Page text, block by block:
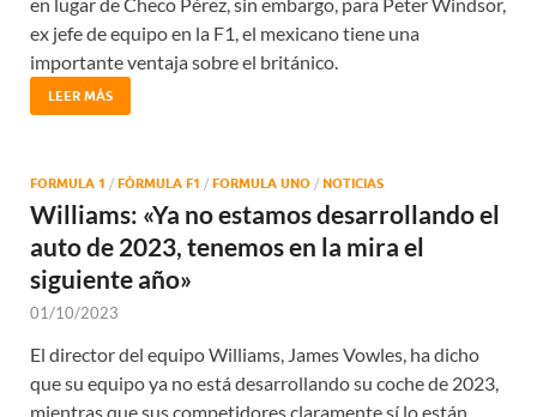
en lugar de Checo Pérez, sin embargo, para Peter Windsor,
ex jefe de equipo en la F1, el mexicano tiene una
importante ventaja sobre el británico.
LEER MÁS
FORMULA 1 / FÓRMULA F1 / FORMULA UNO / NOTICIAS
Williams: «Ya no estamos desarrollando el
auto de 2023, tenemos en la mira el
siguiente año»
01/10/2023
El director del equipo Williams, James Vowles, ha dicho
que su equipo ya no está desarrollando su coche de 2023,
mientras que sus competidores claramente sí lo están.